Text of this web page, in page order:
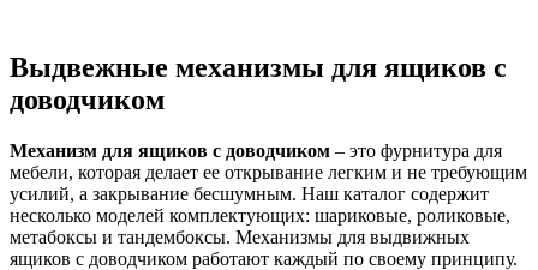
Выдвежные механизмы для ящиков с
доводчиком
Механизм для ящиков с доводчиком – это фурнитура для
мебели, которая делает ее открывание легким и не требующим
усилий, а закрывание бесшумным. Наш каталог содержит
несколько моделей комплектующих: шариковые, роликовые,
метабоксы и тандембоксы. Механизмы для выдвижных
ящиков с доводчиком работают каждый по своему принципу.